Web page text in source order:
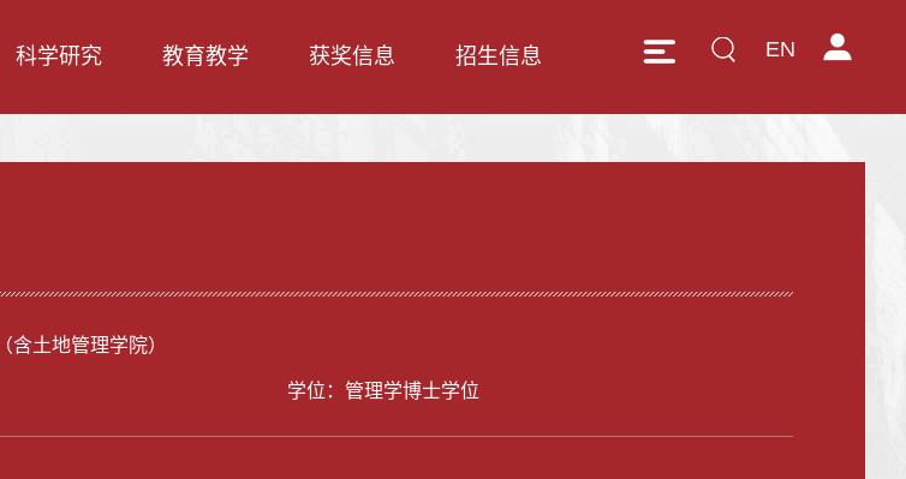
EN
科学研究 教育教学 获奖信息 招生信息
含土地管理学院）
学位：管理学博士学位